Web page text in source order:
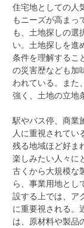
住宅地としての人
もニーズが高まっ
も、土地探しの選
い。土地探しを進
条件を理解するこ
の災害歴なども加
われている。また
強く、土地の立地
駅やバス停、商業
人に重視されてい
残る地域ほど好ま
楽しみたい人々に
古くから大規模な
ら、事業用地とし
設する上では、ア
に重要視される。
は、原材料や製品